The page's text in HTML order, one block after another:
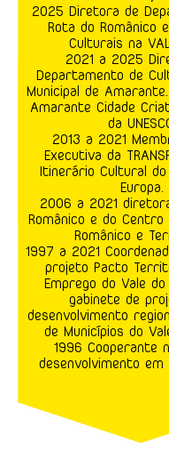
2025 Diretora de
Rota do Românico
Culturais na
2021 a 2025
Departamento de
Municipal de
Amarante Cidade
da
2013 a 2021
Executiva da
Itinerário Cultural do
Europa.
2006 a 2021
Românico e do Centro
Românico e
1997 a 2021
projeto Pacto
Emprego do Vale
gabinete de
desenvolvimento
de Municípios do
1996 Cooperante
desenvolvimento em